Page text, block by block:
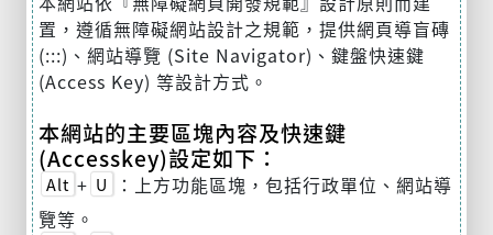
置，遵循無障礙網站設計之規範，提供網頁導盲磚
(:::)、網站導覽 (Site Navigator)、鍵盤快速鍵
(Access Key) 等設計方式。
本網站的主要區塊內容及快速鍵
(Accesskey)設定如下：
Alt + U
：上方功能區塊，包括行政單位、網站導
覽等。